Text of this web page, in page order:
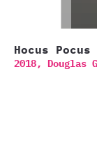
Hocus Pocus
2018, Douglas